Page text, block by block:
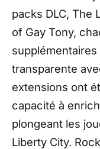
packs DLC, The
of Gay Tony,
transparente
extensions ont
capacité à
plongeant les
Liberty City.